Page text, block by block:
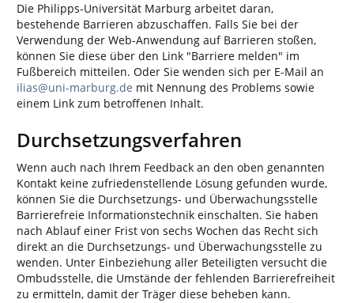
Die Philipps-Universität Marburg arbeitet daran,
bestehende Barrieren abzuschaffen. Falls Sie bei der
Verwendung der Web-Anwendung auf Barrieren stoßen,
können Sie diese über den Link "Barriere melden" im
Fußbereich mitteilen. Oder Sie wenden sich per E-Mail an
ilias@uni-marburg.de mit Nennung des Problems sowie
einem Link zum betroffenen Inhalt.
Durchsetzungsverfahren
Wenn auch nach Ihrem Feedback an den oben genannten
Kontakt keine zufriedenstellende Lösung gefunden wurde,
können Sie die Durchsetzungs- und Überwachungsstelle
Barrierefreie Informationstechnik einschalten. Sie haben
nach Ablauf einer Frist von sechs Wochen das Recht sich
direkt an die Durchsetzungs- und Überwachungsstelle zu
wenden. Unter Einbeziehung aller Beteiligten versucht die
Ombudsstelle, die Umstände der fehlenden Barrierefreiheit
zu ermitteln, damit der Träger diese beheben kann.